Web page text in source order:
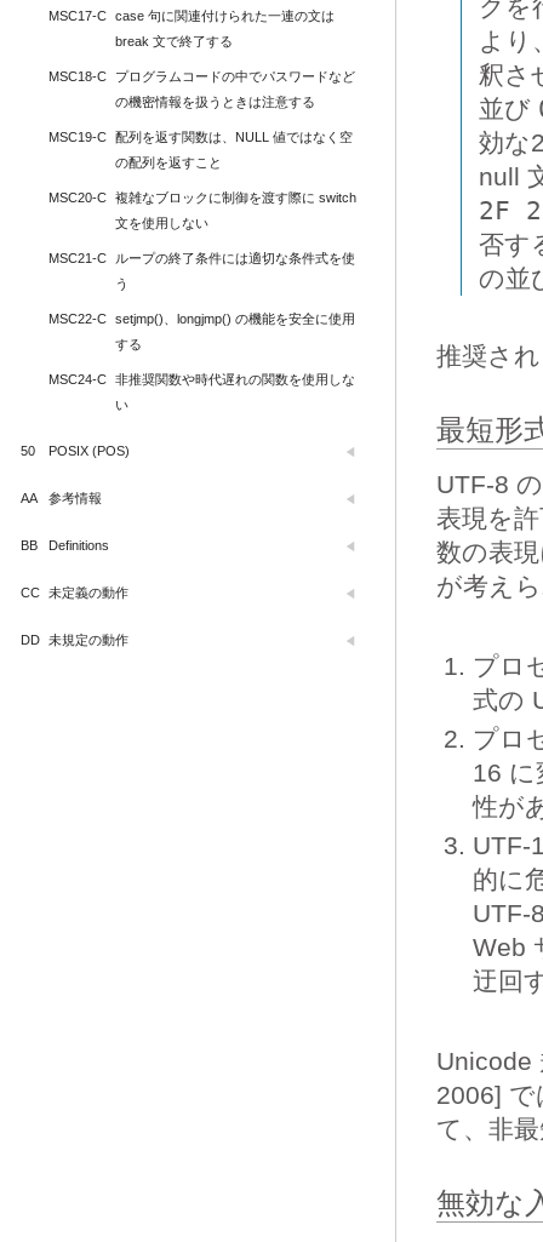
クを
より
釈さ
並び
効な
null
2F
否す
の並
推奨さ
最短形
UTF-8
表現を
数の表
が考え
プロ
式の
プロ
16 に
性が
UTF-
的に
UTF-
Web
迂回
Unicode
2006]
て、非
無効な
MSC17-C case 句に関連付けられた一連の文は
break 文で終了する
MSC18-C
プログラムコードの中でパスワードなど
の機密情報を扱うときは注意する
MSC19-C 配列を返す関数は、NULL 値ではなく空
の配列を返すこと
MSC20-C 複雑なブロックに制御を渡す際に switch
文を使用しない
MSC21-C
ループの終了条件には適切な条件式を使
う
MSC22-C setjmp()、longjmp() の機能を安全に使用
する
MSC24-C 非推奨関数や時代遅れの関数を使用しな
い
50 POSIX (POS)
AA 参考情報
BB Definitions
CC 未定義の動作
DD 未規定の動作